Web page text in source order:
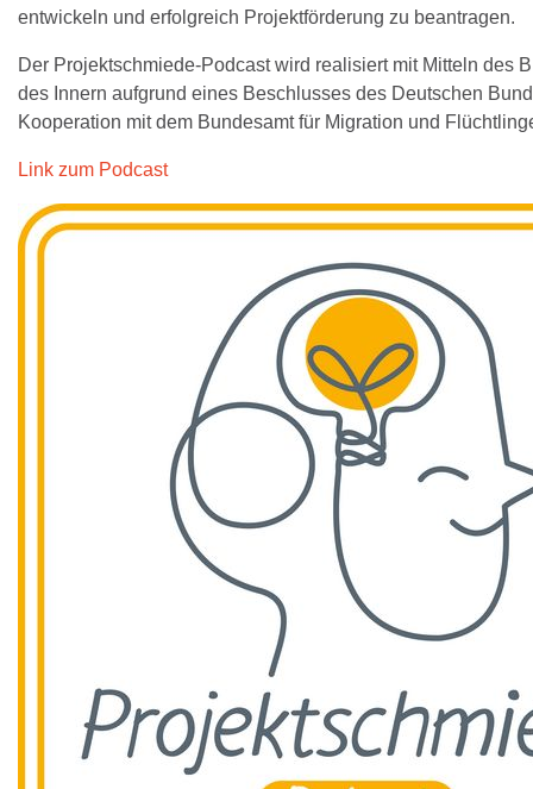
entwickeln und erfolgreich Projektförderung zu beantragen.
Der Projektschmiede-Podcast wird realisiert mit Mitteln des
des Innern aufgrund eines Beschlusses des Deutschen
Kooperation mit dem Bundesamt für Migration und
Link zum Podcast